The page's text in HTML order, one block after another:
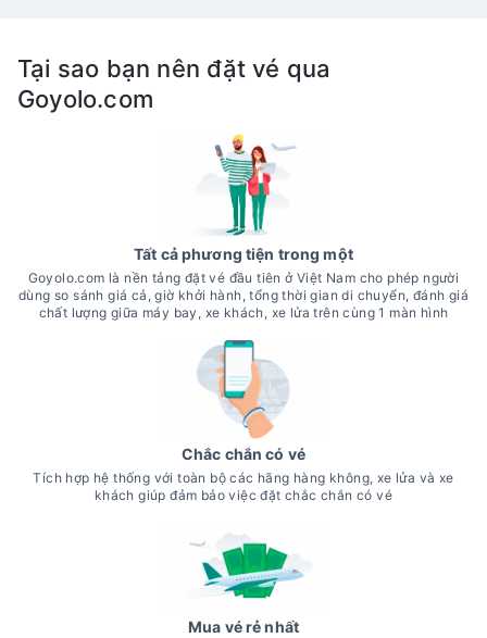
Tại sao bạn nên đặt vé qua
Goyolo.com
Tất cả phương tiện trong một
Goyolo.com là nền tảng đặt vé đầu tiên ở Việt Nam cho phép người
dùng so sánh giá cả, giờ khởi hành, tổng thời gian di chuyển, đánh giá
chất lượng giữa máy bay, xe khách, xe lửa trên cùng 1 màn hình
Chắc chắn có vé
Tích hợp hệ thống với toàn bộ các hãng hàng không, xe lửa và xe
khách giúp đảm bảo việc đặt chắc chắn có vé
Mua vé rẻ nhất